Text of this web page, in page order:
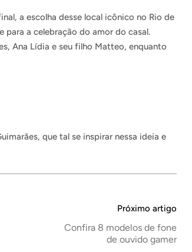
a escolha desse local icônico no Rio de
para a celebração do amor do casal.
Ana Lídia e seu filho Matteo, enquanto
que tal se inspirar nessa ideia e
Próximo artigo
Confira 8 modelos de fone
de ouvido gamer